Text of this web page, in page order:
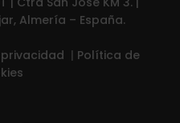
Almería – España.
| Política de